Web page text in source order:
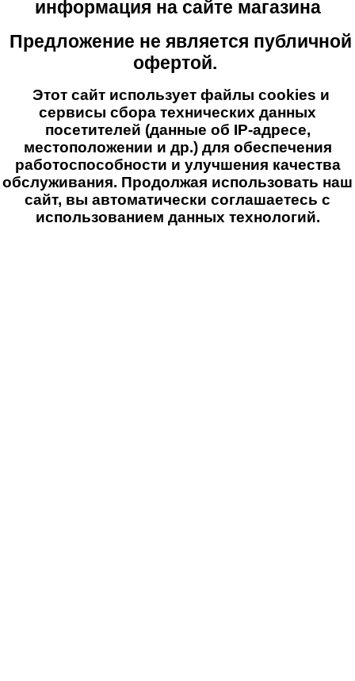
информация на сайте магазина
Предложение не является публичной
офертой.
Этот сайт использует файлы cookies и
сервисы сбора технических данных
посетителей (данные об IP-адресе,
местоположении и др.) для обеспечения
работоспособности и улучшения качества
обслуживания. Продолжая использовать наш
сайт, вы автоматически соглашаетесь с
использованием данных технологий.